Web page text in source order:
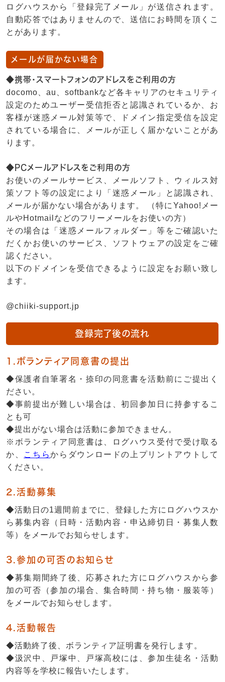
ログハウスから「登録完了メール」が送信されます。
自動応答ではありませんので、送信にお時間を頂くこ
とがあります。
メールが届かない場合
◆携帯・スマートフォンのアドレスをご利用の方
docomo、au、softbankなど各キャリアのセキュリティ
設定のためユーザー受信拒否と認識されているか、お
客様が迷惑メール対策等で、ドメイン指定受信を設定
されている場合に、メールが正しく届かないことがあ
ります。
◆PCメールアドレスをご利用の方
お使いのメールサービス、メールソフト、ウィルス対
策ソフト等の設定により「迷惑メール」と認識され、
メールが届かない場合があります。 （特にYahoo!メー
ルやHotmailなどのフリーメールをお使いの方）
その場合は「迷惑メールフォルダー」等をご確認いた
だくかお使いのサービス、ソフトウェアの設定をご確
認ください。
以下のドメインを受信できるように設定をお願い致し
ます。
@chiiki-support.jp
登録完了後の流れ
1.ボランティア同意書の提出
◆保護者自筆署名・捺印の同意書を活動前にご提出く
ださい。
◆事前提出が難しい場合は、初回参加日に持参するこ
とも可
◆提出がない場合は活動に参加できません。
※ボランティア同意書は、ログハウス受付で受け取る
か、 こちらからダウンロードの上プリントアウトして
ください。
2.活動募集
◆活動日の1週間前までに、登録した方にログハウスか
ら募集内容（日時・活動内容・申込締切日・募集人数
等）をメールでお知らせします。
3.参加の可否のお知らせ
◆募集期間終了後、応募された方にログハウスから参
加の可否（参加の場合、集合時間・持ち物・服装等）
をメールでお知らせします。
4.活動報告
◆活動終了後、ボランティア証明書を発行します。
◆汲沢中、戸塚中、戸塚高校には、参加生徒名・活動
内容等を学校に報告いたします。